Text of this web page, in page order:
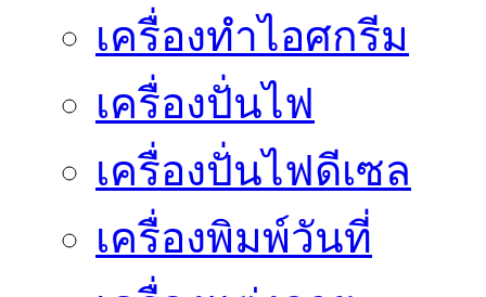
เครื่องทำไอศกรีม
เครื่องปั่นไฟ
เครื่องปั่นไฟดีเซล
เครื่องพิมพ์วันที่